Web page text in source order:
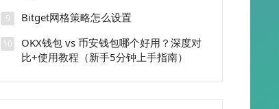
9 Bitget网格策略怎么设置
10
OKX钱包 vs 币安钱包哪个好用？深度对
比+使用教程（新手5分钟上手指南）